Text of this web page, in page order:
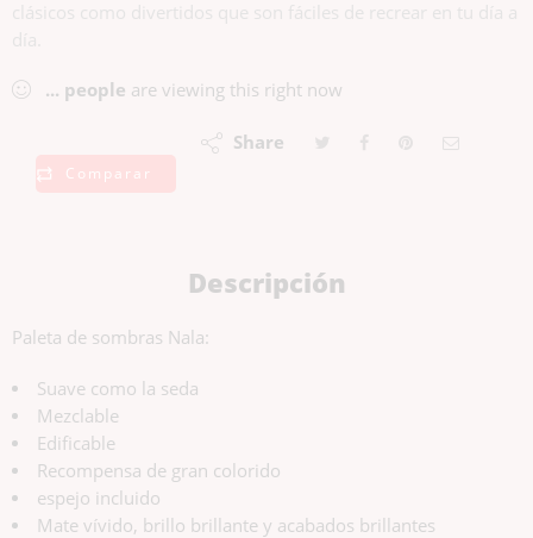
... people are viewing this right now
Comparar
Share
Descripción
Paleta de sombras Nala:
Suave como la seda
Mezclable
Edificable
Recompensa de gran colorido
espejo incluido
Mate vívido, brillo brillante y acabados brillantes